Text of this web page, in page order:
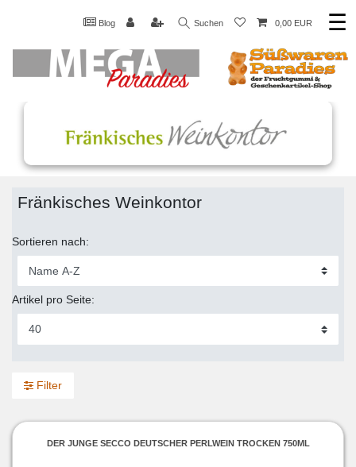
Blog Suchen 0,00 EUR ☰
Fränkisches Weinkontor
Sortieren nach:
Artikel pro Seite:
Filter
DER JUNGE SECCO DEUTSCHER PERLWEIN TROCKEN 750ML